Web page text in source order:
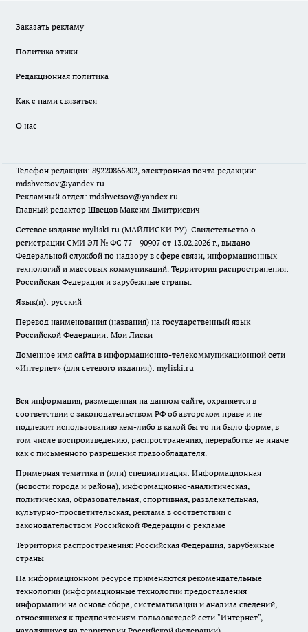
Заказать рекламу
Политика этики
Редакционная политика
Как с нами связаться
О нас
Телефон редакции: 89220866202, электронная почта редакции:
mdshvetsov@yandex.ru
Рекламный отдел: mdshvetsov@yandex.ru
Главный редактор Швецов Максим Дмитриевич
Сетевое издание myliski.ru (МАЙЛИСКИ.РУ). Свидетельство о
регистрации СМИ ЭЛ № ФС 77 - 90907 от 13.02.2026 г., выдано
Федеральной службой по надзору в сфере связи, информационных
технологий и массовых коммуникаций. Территория распространения:
Российская Федерация и зарубежные страны.
Язык(и): русский
Перевод наименования (названия) на государственный язык
Российской Федерации: Мои Лиски
Доменное имя сайта в информационно-телекоммуникационной сети
«Интернет» (для сетевого издания): myliski.ru
Вся информация, размещенная на данном сайте, охраняется в
соответствии с законодательством РФ об авторском праве и не
подлежит использованию кем-либо в какой бы то ни было форме, в
том числе воспроизведению, распространению, переработке не иначе
как с письменного разрешения правообладателя.
Примерная тематика и (или) специализация: Информационная
(новости города и района), информационно-аналитическая,
политическая, образовательная, спортивная, развлекательная,
культурно-просветительская, реклама в соответствии с
законодательством Российской Федерации о рекламе
Территория распространения: Российская Федерация, зарубежные
страны
На информационном ресурсе применяются рекомендательные
технологии (информационные технологии предоставления
информации на основе сбора, систематизации и анализа сведений,
относящихся к предпочтениям пользователей сети "Интернет",